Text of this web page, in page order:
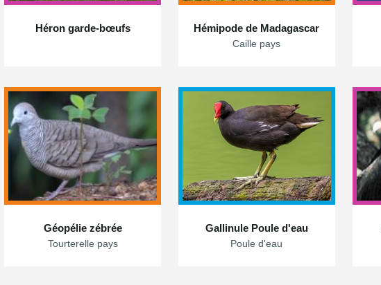
Héron garde-bœufs Hémipode de Madagascar
Caille pays
Géopélie zébrée
Tourterelle pays
Gallinule Poule d'eau
Poule d'eau